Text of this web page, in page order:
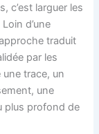
c’est larguer les
d’une
traduit
par les
trace, un
une
plus profond de